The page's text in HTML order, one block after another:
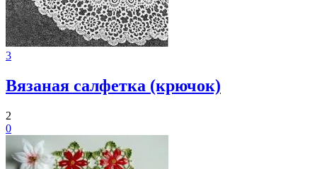
3
Вязаная салфетка (крючок)
2
0